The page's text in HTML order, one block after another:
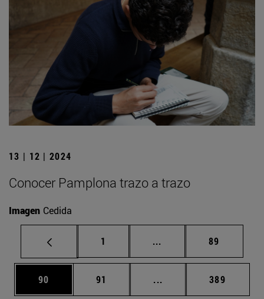
13 | 12 | 2024
Conocer Pamplona trazo a trazo
Imagen Cedida
Página
1 ... Páginas intermedias
Página
89
Página
90 Página
91 ... Páginas intermedias
Página
389